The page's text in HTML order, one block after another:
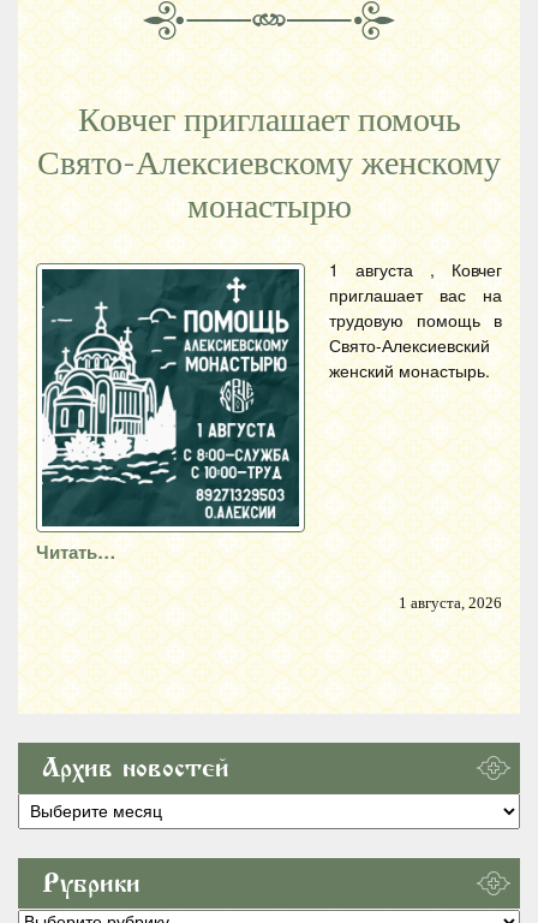
Ковчег приглашает помочь
Свято-Алексиевскому женскому
монастырю
1 августа , Ковчег
приглашает вас на
трудовую помощь в
Свято-Алексиевский
женский монастырь.
Читать…
1 августа, 2026
Архив новостей
Архив
новостей
Рубрики